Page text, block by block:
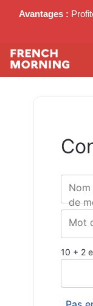
Avantages :
de
Mot
10 + 2